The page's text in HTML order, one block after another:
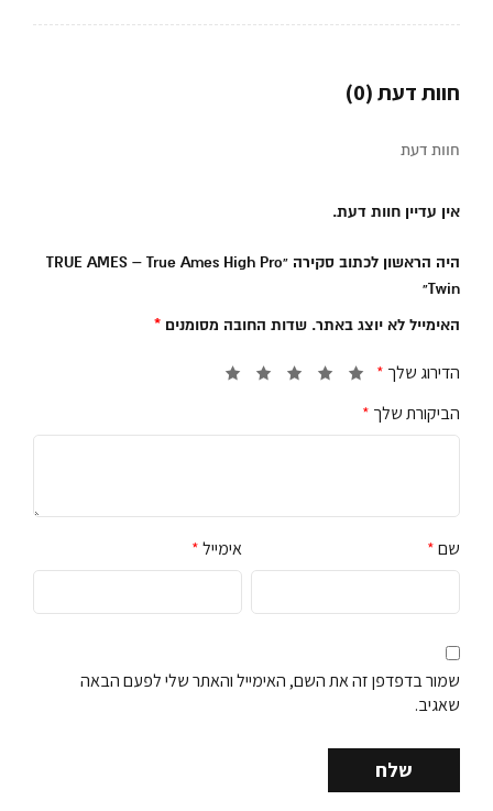
חוות דעת (0)
חוות דעת
אין עדיין חוות דעת.
היה הראשון לכתוב סקירה “TRUE AMES – True Ames High Pro
Twin”
האימייל לא יוצג באתר. שדות החובה מסומנים *
הדירוג שלך *
הביקורת שלך *
שם* אימייל*
שמור בדפדפן זה את השם, האימייל והאתר שלי לפעם הבאה
שאגיב.